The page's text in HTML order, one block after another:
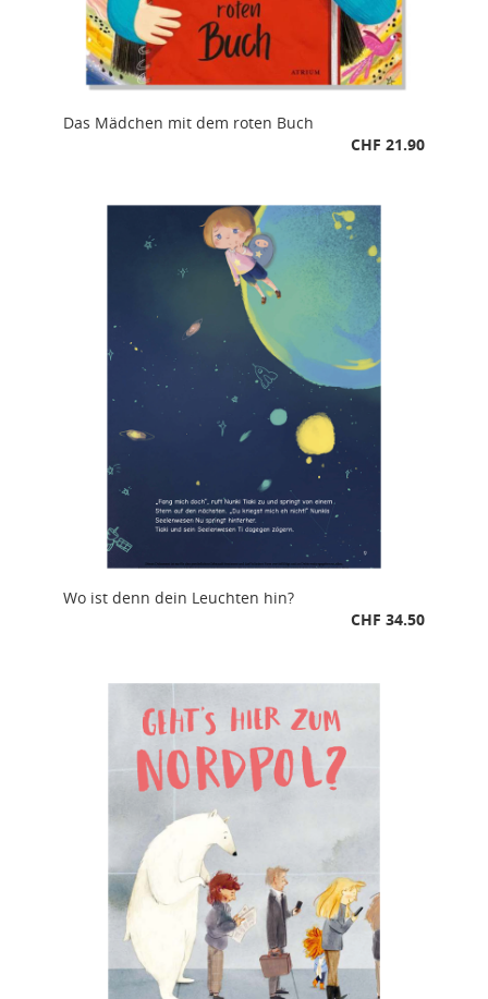
Das Mädchen mit dem roten Buch
CHF 21.90
Wo ist denn dein Leuchten hin?
CHF 34.50